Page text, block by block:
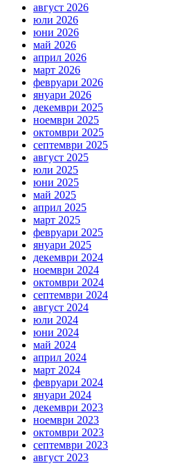
август 2026
юли 2026
юни 2026
май 2026
април 2026
март 2026
февруари 2026
януари 2026
декември 2025
ноември 2025
октомври 2025
септември 2025
август 2025
юли 2025
юни 2025
май 2025
април 2025
март 2025
февруари 2025
януари 2025
декември 2024
ноември 2024
октомври 2024
септември 2024
август 2024
юли 2024
юни 2024
май 2024
април 2024
март 2024
февруари 2024
януари 2024
декември 2023
ноември 2023
октомври 2023
септември 2023
август 2023